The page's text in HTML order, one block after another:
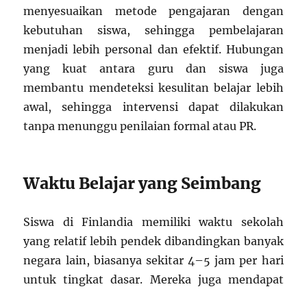
menyesuaikan metode pengajaran dengan
kebutuhan siswa, sehingga pembelajaran
menjadi lebih personal dan efektif. Hubungan
yang kuat antara guru dan siswa juga
membantu mendeteksi kesulitan belajar lebih
awal, sehingga intervensi dapat dilakukan
tanpa menunggu penilaian formal atau PR.
Waktu Belajar yang Seimbang
Siswa di Finlandia memiliki waktu sekolah
yang relatif lebih pendek dibandingkan banyak
negara lain, biasanya sekitar 4–5 jam per hari
untuk tingkat dasar. Mereka juga mendapat